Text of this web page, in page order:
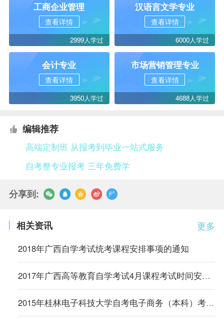
工商企业管理
查看详情
2999人学过
汉语言文学专业
查看详情
6000人学过
会计专业
查看详情
3950人学过
市场营销管理专业
查看详情
4688人学过
编辑推荐
高端定制班 从报考到毕业一站式服务
自考整专业报考 三年免费学
分享到:
更多
相关资讯
2018年广西自学考试统考课程安排事项的通知
2017年广西高等教育自学考试4月课程考试时间安排表
2015年桂林电子科技大学自考电子商务（本科）考试计划